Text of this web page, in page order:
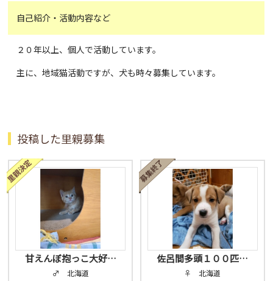
自己紹介・活動内容など
２０年以上、個人で活動しています。
主に、地域猫活動ですが、犬も時々募集しています。
投稿した里親募集
甘えんぼ抱っこ大好…
♂ 北海道
佐呂間多頭１００匹…
♀ 北海道